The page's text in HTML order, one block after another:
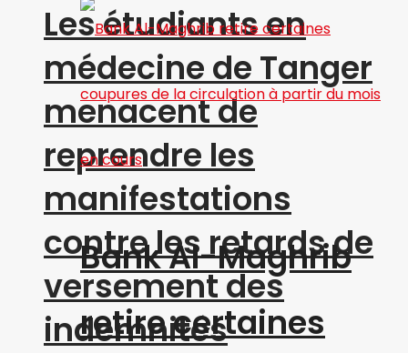
Les étudiants en
médecine de Tanger
menacent de
reprendre les
manifestations
contre les retards de
versement des
indemnités
Bank Al-Maghrib
retire certaines